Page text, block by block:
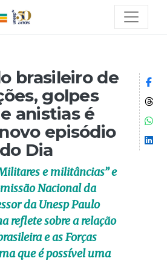
brasileiro de
golpes
anistias é
episódio
Dia
e militâncias” e
Nacional da
da Unesp Paulo
reflete sobre a relação
e as Forças
que é possível uma